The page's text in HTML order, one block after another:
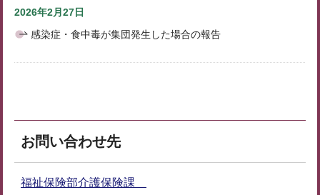
2026年2月27日
感染症・食中毒が集団発生した場合の報告
お問い合わせ先
福祉保険部介護保険課